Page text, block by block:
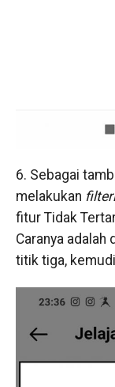
6. Sebagai
melakukan
fitur Tidak
Caranya adalah
titik tiga,